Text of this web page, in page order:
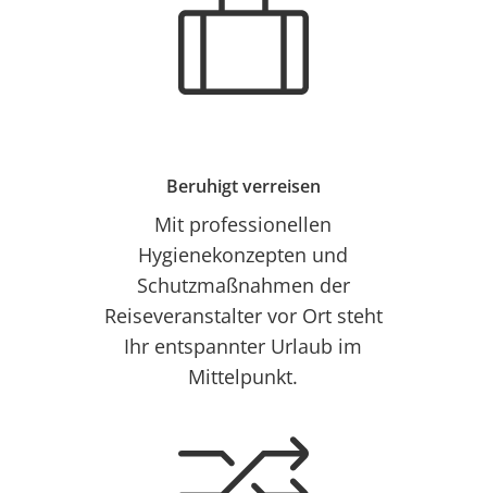
Beruhigt verreisen
Mit professionellen
Hygienekonzepten und
Schutzmaßnahmen der
Reiseveranstalter vor Ort steht
Ihr entspannter Urlaub im
Mittelpunkt.